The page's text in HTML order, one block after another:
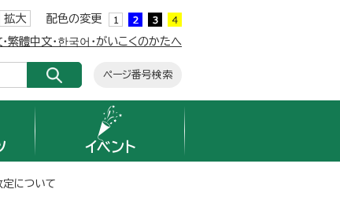
拡大 配色の変更
繁體中文・한국어・がいこくのかたへ
ページ番号検索
イベント
について